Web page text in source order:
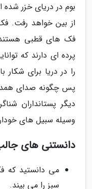
بوم در دریای خزر شده
از بین خواهد رفت.
فک های قطبی
پرده ای دارند که
را در دریا برای
پس چگونه صدای
دیگر پستانداران
وسیله سبیل های
دانستنی های
می دانستید که
سبز را می بیند.